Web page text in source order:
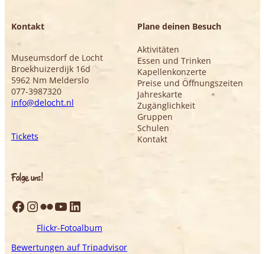
Kontakt
Museumsdorf de Locht
Broekhuizerdijk 16d
5962 Nm Melderslo
077-3987320
info@delocht.nl
Tickets
Folge uns!
Facebook
Instagram
Flickr
YouTube
LinkedIn
Flickr-Fotoalbum
Bewertungen auf Tripadvisor
Plane deinen Besuch
Aktivitäten
Essen und Trinken
Kapellenkonzerte
Preise und Öffnungszeiten
Jahreskarte
Zugänglichkeit
Gruppen
Schulen
Kontakt